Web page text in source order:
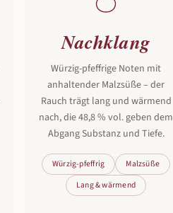
Nachklang
Würzig-pfeffrige Noten mit
anhaltender Malzsüße – der
Rauch trägt lang und wärmend
nach, die 48,8 % vol. geben dem
Abgang Substanz und Tiefe.
Würzig-pfeffrig
Malzsüße
Lang & wärmend